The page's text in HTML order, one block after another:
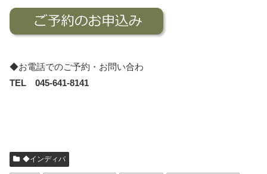
◆お電話でのご予約・お問い合わ
TEL 045-641-8141
◆インディバ